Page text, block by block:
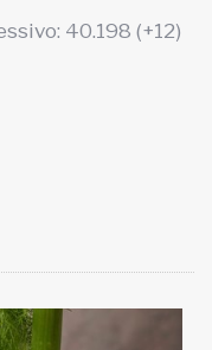
40.198 (+12)